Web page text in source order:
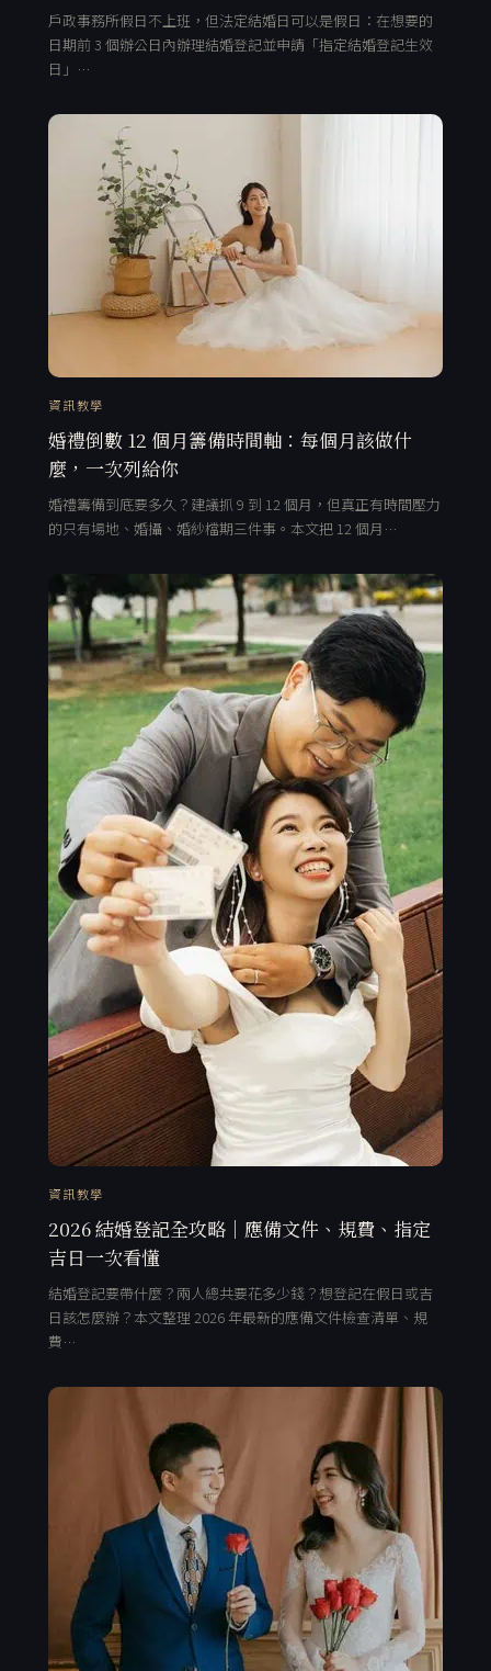
戶政事務所假日不上班，但法定結婚日可以是假日：在想要的
日期前 3 個辦公日內辦理結婚登記並申請「指定結婚登記生效
日」…
資訊教學
婚禮倒數 12 個月籌備時間軸：每個月該做什
麼，一次列給你
婚禮籌備到底要多久？建議抓 9 到 12 個月，但真正有時間壓力
的只有場地、婚攝、婚紗檔期三件事。本文把 12 個月…
資訊教學
2026 結婚登記全攻略｜應備文件、規費、指定
吉日一次看懂
結婚登記要帶什麼？兩人總共要花多少錢？想登記在假日或吉
日該怎麼辦？本文整理 2026 年最新的應備文件檢查清單、規
費…